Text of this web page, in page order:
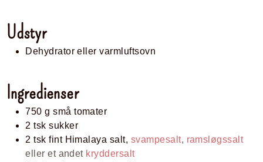
Udstyr
Dehydrator eller varmluftsovn
Ingredienser
750 g små tomater
2 tsk sukker
2 tsk fint Himalaya salt, svampesalt, ramsløgssalt
eller et andet kryddersalt